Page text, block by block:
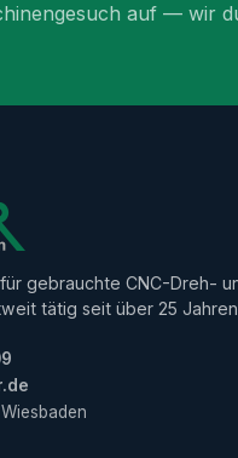
auf — wir
gebrauchte CNC-Dreh-
tätig seit über 25